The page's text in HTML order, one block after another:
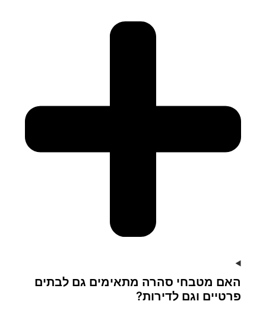
האם מטבחי סהרה מתאימים גם לבתים
פרטיים וגם לדירות?